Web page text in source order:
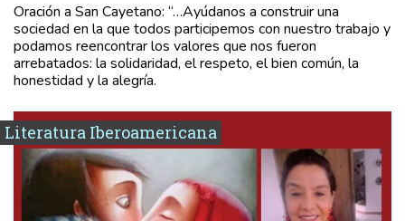
Oración a San Cayetano: “…Ayúdanos a construir una
sociedad en la que todos participemos con nuestro trabajo y
podamos reencontrar los valores que nos fueron
arrebatados: la solidaridad, el respeto, el bien común, la
honestidad y la alegría.
Literatura Iberoamericana